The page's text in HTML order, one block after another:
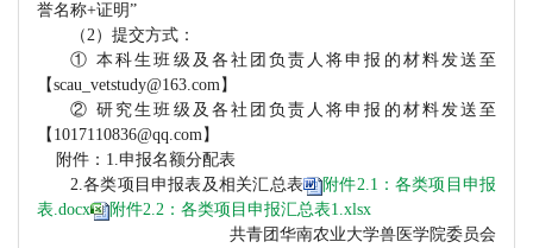
誉名称+证明”
（2）提交方式：
① 本科生班级及各社团负责人将申报的材料发送至
【scau_vetstudy@163.com】
② 研究生班级及各社团负责人将申报的材料发送至
【 1017110836@qq.com】
附件： 1.申报名额分配表
2.各类项目申报表及相关汇总表
附件2.1：各类项目申报
表.docx
附件2.2：各类项目申报汇总表1.xlsx
共青团华南农业大学兽医学院委员会